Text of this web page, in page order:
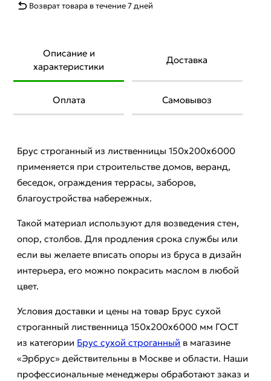
Возврат товара в течение 7 дней
Описание и
характеристики
Доставка
Оплата Самовывоз
Брус строганный из лиственницы 150х200х6000
применяется при строительстве домов, веранд,
беседок, ограждения террасы, заборов,
благоустройства набережных.
Такой материал используют для возведения стен,
опор, столбов. Для продления срока службы или
если вы желаете вписать опоры из бруса в дизайн
интерьера, его можно покрасить маслом в любой
цвет.
Условия доставки и цены на товар Брус сухой
строганный лиственница 150х200х6000 мм ГОСТ
из категории Брус сухой строганный в магазине
«Эрбрус» действительны в Москве и области. Наши
профессиональные менеджеры обработают заказ и